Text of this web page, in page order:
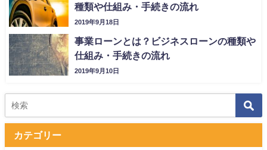
種類や仕組み・手続きの流れ
2019年9月18日
事業ローンとは？ビジネスローンの種類や
仕組み・手続きの流れ
2019年9月10日
カテゴリー